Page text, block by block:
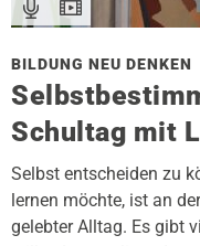
BILDUNG NEU DENKEN
Schultag mit
Selbst entscheiden zu
lernen möchte, ist an
gelebter Alltag. Es gibt